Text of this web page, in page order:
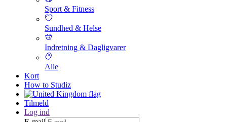
Sport & Fitness
Sundhed & Helse
Indretning & Dagligvarer
Alle
Kort
How to Studiz
Tilmeld
Log ind